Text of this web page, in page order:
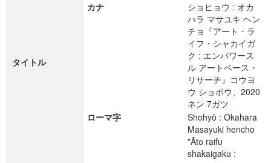
タイトル
カナ
ショヒョウ : オカ
ハラ マサユキ ヘン
チョ『アート・ラ
イフ・シャカイガ
ク : エンパワース
ル アートベース・
リサーチ』コウヨ
ウ ショボウ、2020
ネン 7ガツ
ローマ字
Shohyō : Okahara
Masayuki hencho
"Āto raifu
shakaigaku :